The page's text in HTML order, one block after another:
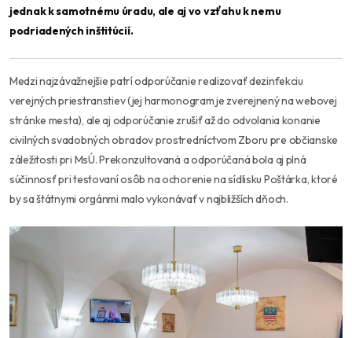
jednak k samotnému úradu, ale aj vo vzťahu k nemu
podriadených inštitúcií.
Medzi najzávažnejšie patrí odporúčanie realizovať dezinfekciu
verejných priestranstiev (jej harmonogram je zverejnený na webovej
stránke mesta), ale aj odporúčanie zrušiť až do odvolania konanie
civilných svadobných obradov prostredníctvom Zboru pre občianske
záležitosti pri MsÚ. Prekonzultovaná a odporúčaná bola aj plná
súčinnosť pri testovaní osôb na ochorenie na sídlisku Poštárka, ktoré
by sa štátnymi orgánmi malo vykonávať v najbližších dňoch.